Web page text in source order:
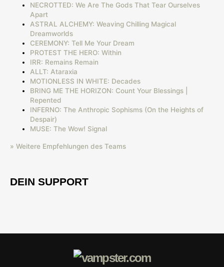
NECROTTED: We Are The Gods That Tear Ourselves
Apart
ASTRAL ALCHEMY: Weaving Chilling Magical
Dreamworlds
CEREMONY: Tell Me Your Dream
PROTEST THE HERO: Within
IRR: Remains Remain
ALLT: Ataraxia
MOTIONLESS IN WHITE: Decades
BRING ME THE HORIZON: Count Your Blessings |
Repented
INFERNO: The Anthropic Sophisms (On the Heights of
Despair)
MUSE: The Wow! Signal
» Weitere Empfehlungen des Teams
DEIN SUPPORT